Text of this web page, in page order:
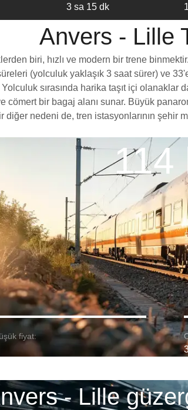
3 sa 15 dk
Anvers - Lille
biri, hızlı ve modern bir trene
(yolculuk yaklaşık 3 saat sürer) ve
sırasında harika taşıt içi
cömert bir bagaj alanı sunar. Büyük
nedeni de, tren istasyonlarının şehir
114
fiyat:
- Lille